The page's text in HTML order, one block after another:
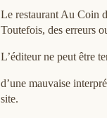
Le restaurant Au Coin
Toutefois, des erreurs
L’éditeur ne peut être
d’une mauvaise
site.